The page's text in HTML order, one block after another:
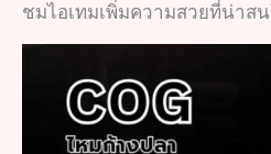
ชมไอเทมเพิ่มความสวยที่น่าสน